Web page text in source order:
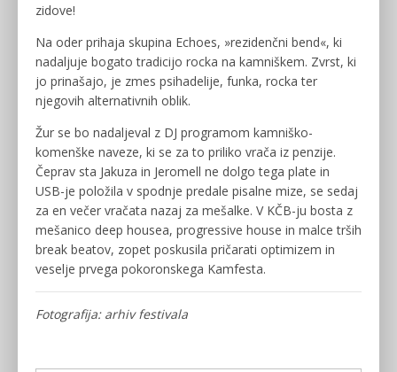
zidove!
Na oder prihaja skupina Echoes, »rezidenčni bend«, ki
nadaljuje bogato tradicijo rocka na kamniškem. Zvrst, ki
jo prinašajo, je zmes psihadelije, funka, rocka ter
njegovih alternativnih oblik.
Žur se bo nadaljeval z DJ programom kamniško-
komenške naveze, ki se za to priliko vrača iz penzije.
Čeprav sta Jakuza in Jeromell ne dolgo tega plate in
USB-je položila v spodnje predale pisalne mize, se sedaj
za en večer vračata nazaj za mešalke. V KČB-ju bosta z
mešanico deep housea, progressive house in malce trših
break beatov, zopet poskusila pričarati optimizem in
veselje prvega pokoronskega Kamfesta.
Fotografija: arhiv festivala